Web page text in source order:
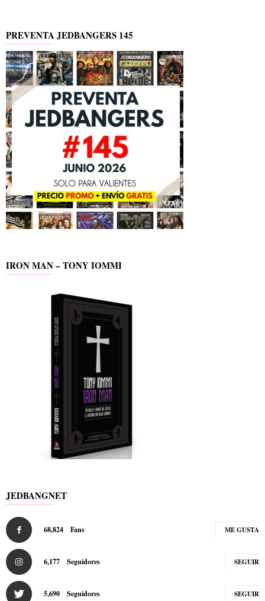
PREVENTA JEDBANGERS 145
IRON MAN – TONY IOMMI
JEDBANGNET
68,824 Fans ME GUSTA
6,177 Seguidores SEGUIR
5,690 Seguidores SEGUIR